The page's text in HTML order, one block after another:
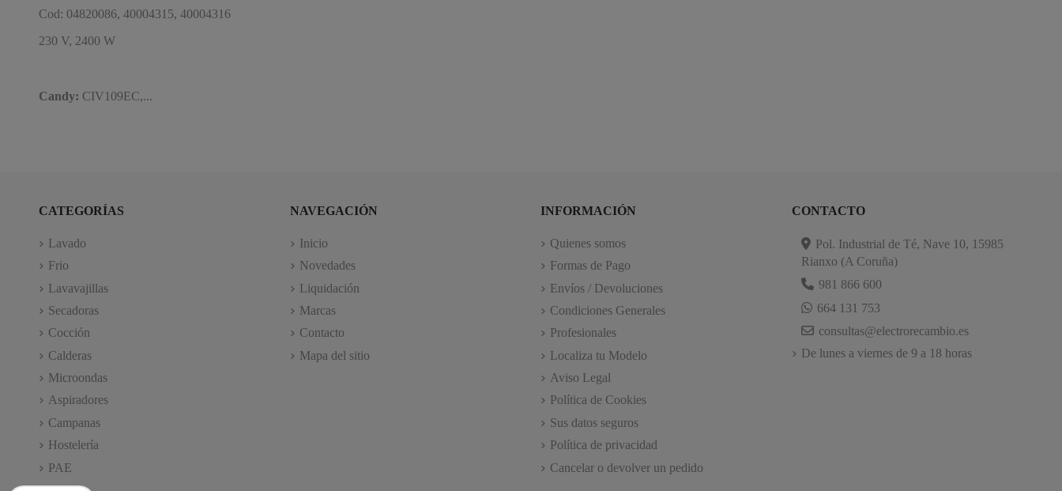
Cod: 04820086, 40004315, 40004316
230 V, 2400 W
Candy: CIV109EC,...
CATEGORÍAS
Lavado
Frio
Lavavajillas
Secadoras
Cocción
Calderas
Microondas
Aspiradores
Campanas
Hostelería
PAE
NAVEGACIÓN
Inicio
Novedades
Liquidación
Marcas
Contacto
Mapa del sitio
INFORMACIÓN
Quienes somos
Formas de Pago
Envíos / Devoluciones
Condiciones Generales
Profesionales
Localiza tu Modelo
Aviso Legal
Política de Cookies
Sus datos seguros
Política de privacidad
Cancelar o devolver un pedido
CONTACTO
Pol. Industrial de Té, Nave 10, 15985
Rianxo (A Coruña)
981 866 600
664 131 753
consultas@electrorecambio.es
De lunes a viernes de 9 a 18 horas